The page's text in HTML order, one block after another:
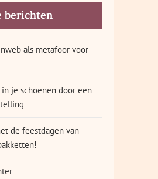
berichten
als metafoor voor
je schoenen door een
de feestdagen van